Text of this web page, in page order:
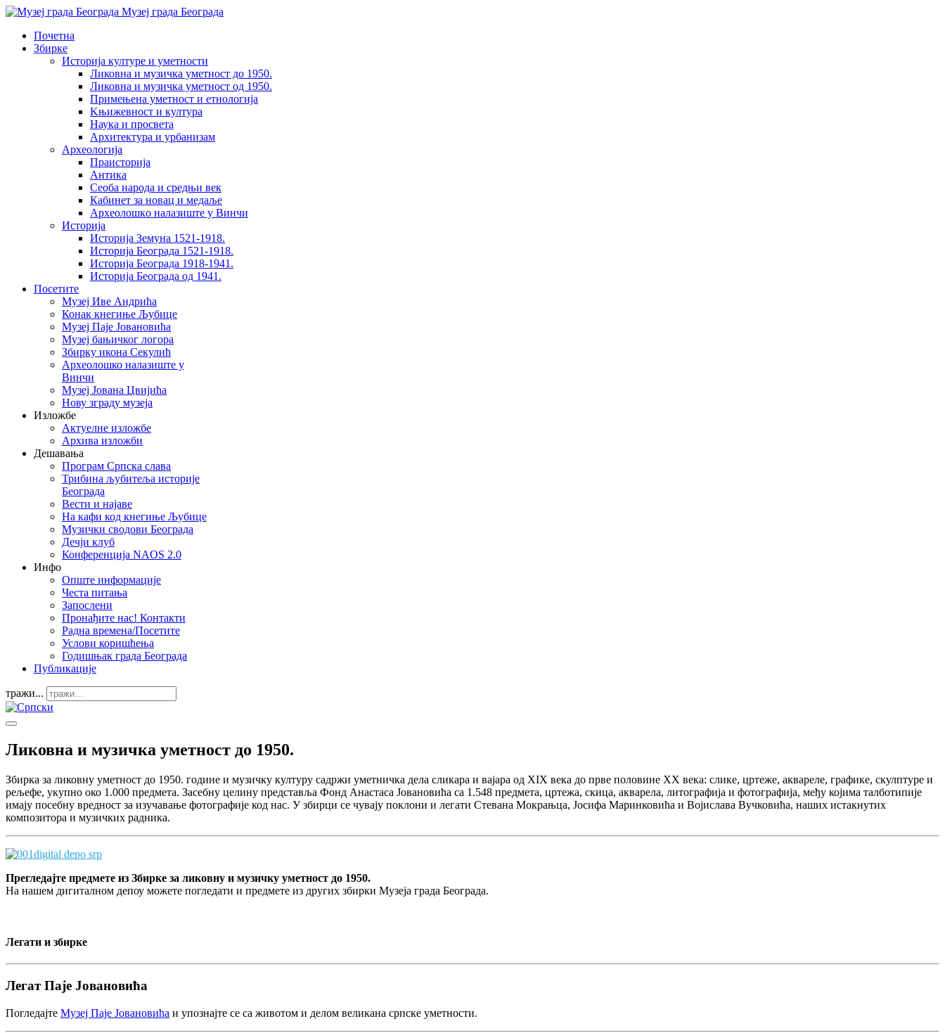
Музеј града Београда
Почетна
Збирке
Историја културе и уметности
Ликовна и музичка уметност до 1950.
Ликовна и музичка уметност од 1950.
Примењена уметност и етнологија
Kњижевност и културa
Наука и просвета
Архитектура и урбанизам
Aрхеологија
Праисторија
Антика
Сеоба народа и средњи век
Кабинет за новац и медаље
Археолошкo налазиште у Винчи
Историја
Историја Земуна 1521-1918.
Историја Београда 1521-1918.
Историја Београда 1918-1941.
Историја Београда од 1941.
Посетите
Музеј Иве Андрића
Конак кнегиње Љубице
Музеј Паје Јовановића
Музеј бањичког логора
Збирку икона Секулић
Археолошко налазиште у
Винчи
Музеј Јована Цвијића
Нову зграду музеја
Изложбе
Актуелне изложбе
Архива изложби
Дешавања
Програм Српска слава
Трибина љубитеља историје
Београда
Beсти и најаве
На кафи код кнегиње Љубице
Музички сводови Београда
Дечји клуб
Конференција NAOS 2.0
Инфо
Опште информације
Честа питања
Запослени
Пронађите нас! Контакти
Радна времена/Посетите
Услови коришћења
Годишњак града Београда
Публикације
тражи...
Ликовна и музичка уметност до 1950.
Збирка за ликовну уметност до 1950. године и музичку културу садржи уметничка дела сликара и вајара од XIX века до прве половине XX века: слике, цртеже, аквареле, графике, скулптуре и
рељефе, укупно око 1.000 предмета. Засебну целину представља Фонд Анастаса Јовановића са 1.548 предмета, цртежа, скица, акварела, литографија и фотографија, међу којима талботипије
имају посебну вредност за изучавање фотографије код нас. У збирци се чувају поклони и легати Стевана Мокрањца, Јосифа Маринковића и Војислава Вучковића, наших истакнутих
композитора и музичких радника.
Прегледајте предмете из Збирке за ликовну и музичку уметност до 1950.
На нашем дигиталном депоу можете погледати и предмете из других збирки Музеја града Београда.
Легати и збирке
Легат Паје Јовановића
Погледајте Музеј Паје Јовановића и упознајте се са животом и делом великана српске уметности.